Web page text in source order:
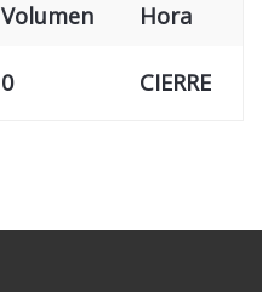
Volumen Hora
0 CIERRE